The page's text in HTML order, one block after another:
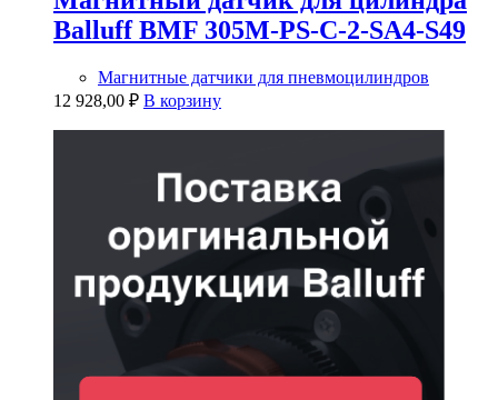
Balluff BMF 305M-PS-C-2-SA4-S49
Магнитные датчики для пневмоцилиндров
12 928,00 ₽ В корзину